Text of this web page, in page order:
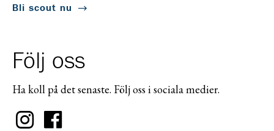
Bli scout nu
Följ oss
Ha koll på det senaste. Följ oss i sociala medier.